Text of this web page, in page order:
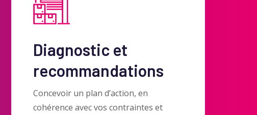
Diagnostic et
recommandations
Concevoir un plan d’action, en
cohérence avec vos contraintes et